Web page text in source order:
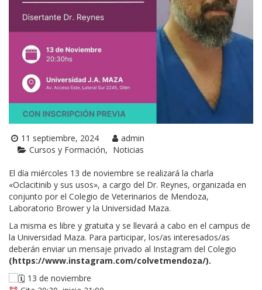
11 septiembre, 2024
admin
Cursos y Formación
Noticias
El día miércoles 13 de noviembre se realizará la charla
«Oclacitinib y sus usos», a cargo del Dr. Reynes, organizada en
conjunto por el Colegio de Veterinarios de Mendoza,
Laboratorio Brower y la Universidad Maza.
La misma es libre y gratuita y se llevará a cabo en el campus de
la Universidad Maza. Para participar, los/as interesados/as
deberán enviar un mensaje privado al Instagram del Colegio
(https://www.instagram.com/colvetmendoza/).
13 de noviembre⁣